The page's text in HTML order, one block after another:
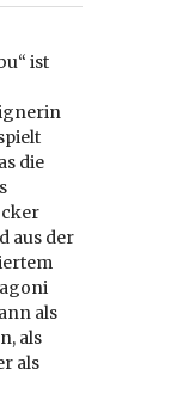
ist
die
aus der
als
als
als